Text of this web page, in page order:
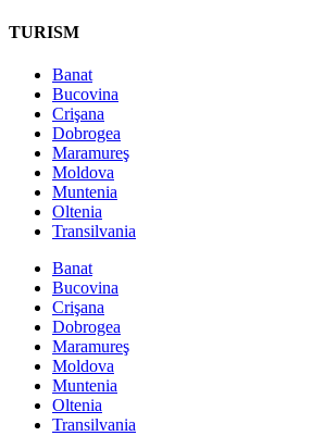
TURISM
Banat
Bucovina
Crişana
Dobrogea
Maramureş
Moldova
Muntenia
Oltenia
Transilvania
Banat
Bucovina
Crişana
Dobrogea
Maramureş
Moldova
Muntenia
Oltenia
Transilvania